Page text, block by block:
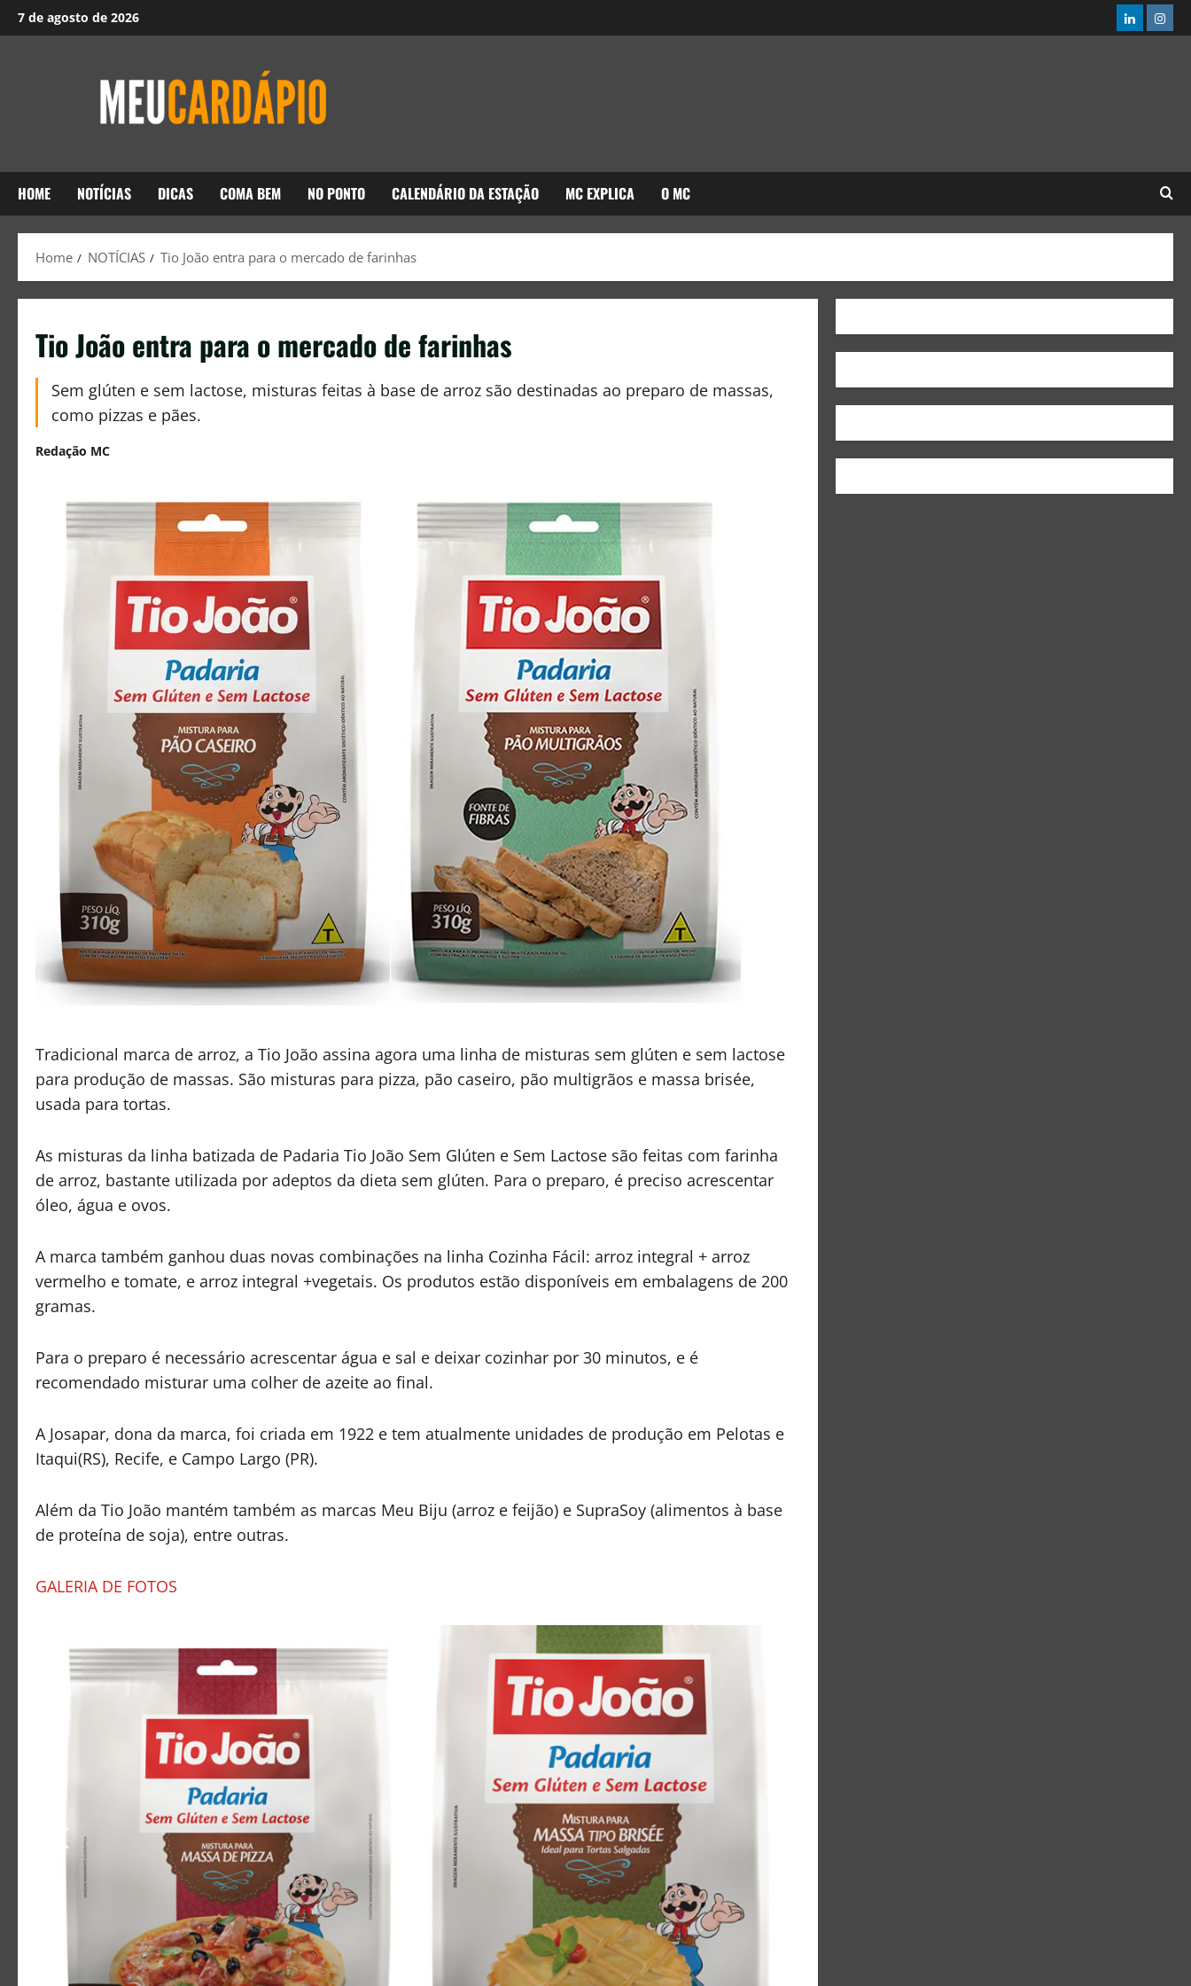
7 de agosto de 2026
HOME NOTÍCIAS DICAS COMA BEM NO PONTO CALENDÁRIO DA ESTAÇÃO MC EXPLICA O MC
Home NOTÍCIAS Tio João entra para o mercado de farinhas
Tio João entra para o mercado de farinhas
Sem glúten e sem lactose, misturas feitas à base de arroz são destinadas ao preparo de massas,
como pizzas e pães.
Redação MC
Tradicional marca de arroz, a Tio João assina agora uma linha de misturas sem glúten e sem lactose
para produção de massas. São misturas para pizza, pão caseiro, pão multigrãos e massa brisée,
usada para tortas.
As misturas da linha batizada de Padaria Tio João Sem Glúten e Sem Lactose são feitas com farinha
de arroz, bastante utilizada por adeptos da dieta sem glúten. Para o preparo, é preciso acrescentar
óleo, água e ovos.
A marca também ganhou duas novas combinações na linha Cozinha Fácil: arroz integral + arroz
vermelho e tomate, e arroz integral +vegetais. Os produtos estão disponíveis em embalagens de 200
gramas.
Para o preparo é necessário acrescentar água e sal e deixar cozinhar por 30 minutos, e é
recomendado misturar uma colher de azeite ao final.
A Josapar, dona da marca, foi criada em 1922 e tem atualmente unidades de produção em Pelotas e
Itaqui(RS), Recife, e Campo Largo (PR).
Além da Tio João mantém também as marcas Meu Biju (arroz e feijão) e SupraSoy (alimentos à base
de proteína de soja), entre outras.
GALERIA DE FOTOS